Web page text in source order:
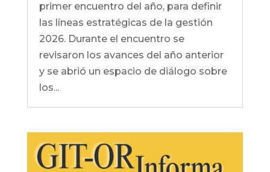
primer encuentro del año, para definir
las líneas estratégicas de la gestión
2026. Durante el encuentro se
revisaron los avances del año anterior
y se abrió un espacio de diálogo sobre
los...